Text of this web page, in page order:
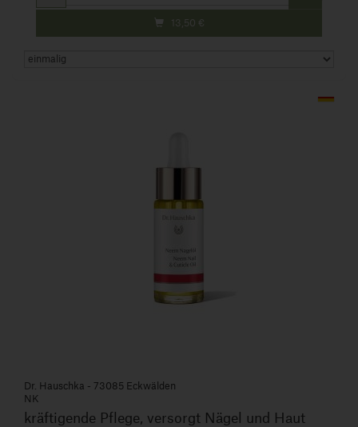
13,50 €
Dr. Hauschka - 73085 Eckwälden
NK
kräftigende Pflege, versorgt Nägel und Haut